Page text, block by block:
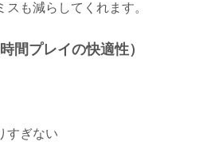
も減らしてくれます。
間プレイの快適性）
すぎない